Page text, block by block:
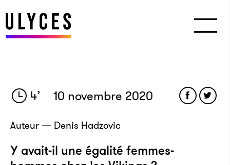
4’ 10 novembre 2020
Auteur — Denis Hadzovic
Y avait-il une égalité femmes-